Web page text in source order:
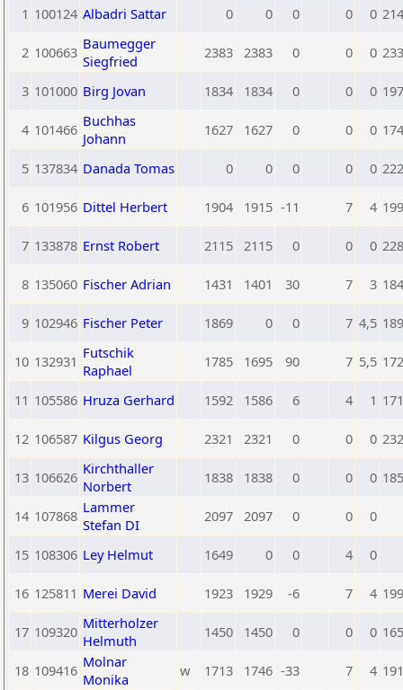
1 100124 Albadri Sattar 0 0 0 0 0
2 100663 Baumegger
Siegfried
2383 2383 0 0 0
3 101000 Birg Jovan 1834 1834 0 0 0
4 101466 Buchhas
Johann
1627 1627 0 0 0
5 137834 Danada Tomas 0 0 0 0 0
6 101956 Dittel Herbert 1904 1915 -11 7 4
7 133878 Ernst Robert 2115 2115 0 0 0
8 135060 Fischer Adrian 1431 1401 30 7 3
9 102946 Fischer Peter 1869 0 0 7 4,5
10 132931 Futschik
Raphael
1785 1695 90 7 5,5
11 105586 Hruza Gerhard 1592 1586 6 4 1
12 106587 Kilgus Georg 2321 2321 0 0 0
13 106626 Kirchthaller
Norbert
1838 1838 0 0 0
14 107868 Lammer
Stefan DI
2097 2097 0 0 0
15 108306 Ley Helmut 1649 0 0 4 0
16 125811 Merei David 1923 1929 -6 7 4
17 109320 Mitterholzer
Helmuth
1450 1450 0 0 0
18 109416 Molnar
Monika
w 1713 1746 -33 7 4